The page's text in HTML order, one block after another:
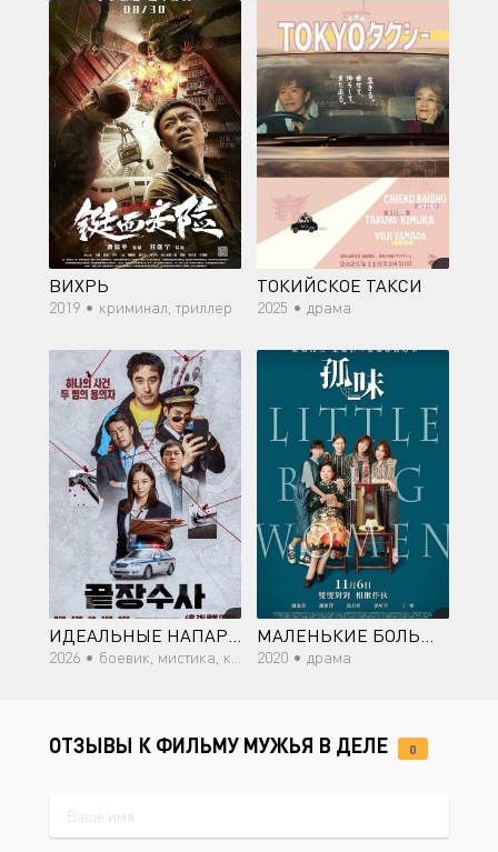
ВИХРЬ
2019 • криминал, триллер
ТОКИЙСКОЕ ТАКСИ
2025 • драма
ИДЕАЛЬНЫЕ НАПАРНИКИ
2026 • боевик, мистика, комедия, криминал
МАЛЕНЬКИЕ БОЛЬШИЕ ЖЕНЩИНЫ
2020 • драма
ОТЗЫВЫ К ФИЛЬМУ МУЖЬЯ В ДЕЛЕ 0